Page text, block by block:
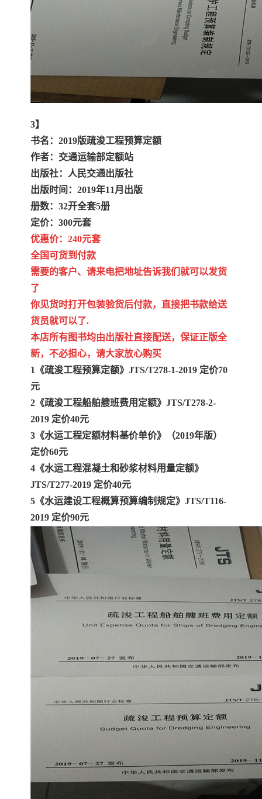
3】
书名：2019版疏浚工程预算定额
作者：交通运输部定额站
出版社：人民交通出版社
出版时间：2019年11月出版
册数：32开全套5册
定价：300元套
优惠价：240元套
全国可货到付款
需要的客户、请来电把地址告诉我们就可以发货
了
你见货时打开包装验货后付款，直接把书款给送
货员就可以了.
本店所有图书均由出版社直接配送，保证正版全
新，不必担心，请大家放心购买
1《疏浚工程预算定额》JTS/T278-1-2019 定价70
元
2《疏浚工程船舶艘班费用定额》JTS/T278-2-
2019 定价40元
3《水运工程定额材料基价单价》（2019年版）
定价60元
4《水运工程混凝土和砂浆材料用量定额》
JTS/T277-2019 定价40元
5《水运建设工程概算预算编制规定》JTS/T116-
2019 定价90元